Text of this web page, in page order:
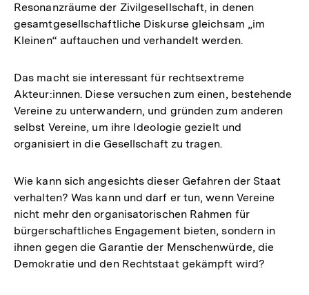
Resonanzräume der Zivilgesellschaft, in denen
gesamtgesellschaftliche Diskurse gleichsam „im
Kleinen“ auftauchen und verhandelt werden.
Das macht sie interessant für rechtsextreme
Akteur:innen. Diese versuchen zum einen, bestehende
Vereine zu unterwandern, und gründen zum anderen
selbst Vereine, um ihre Ideologie gezielt und
organisiert in die Gesellschaft zu tragen.
Wie kann sich angesichts dieser Gefahren der Staat
verhalten? Was kann und darf er tun, wenn Vereine
nicht mehr den organisatorischen Rahmen für
bürgerschaftliches Engagement bieten, sondern in
ihnen gegen die Garantie der Menschenwürde, die
Demokratie und den Rechtstaat gekämpft wird?